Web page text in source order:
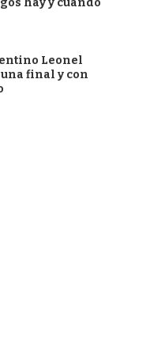
hay y cuándo
Leonel
final y con